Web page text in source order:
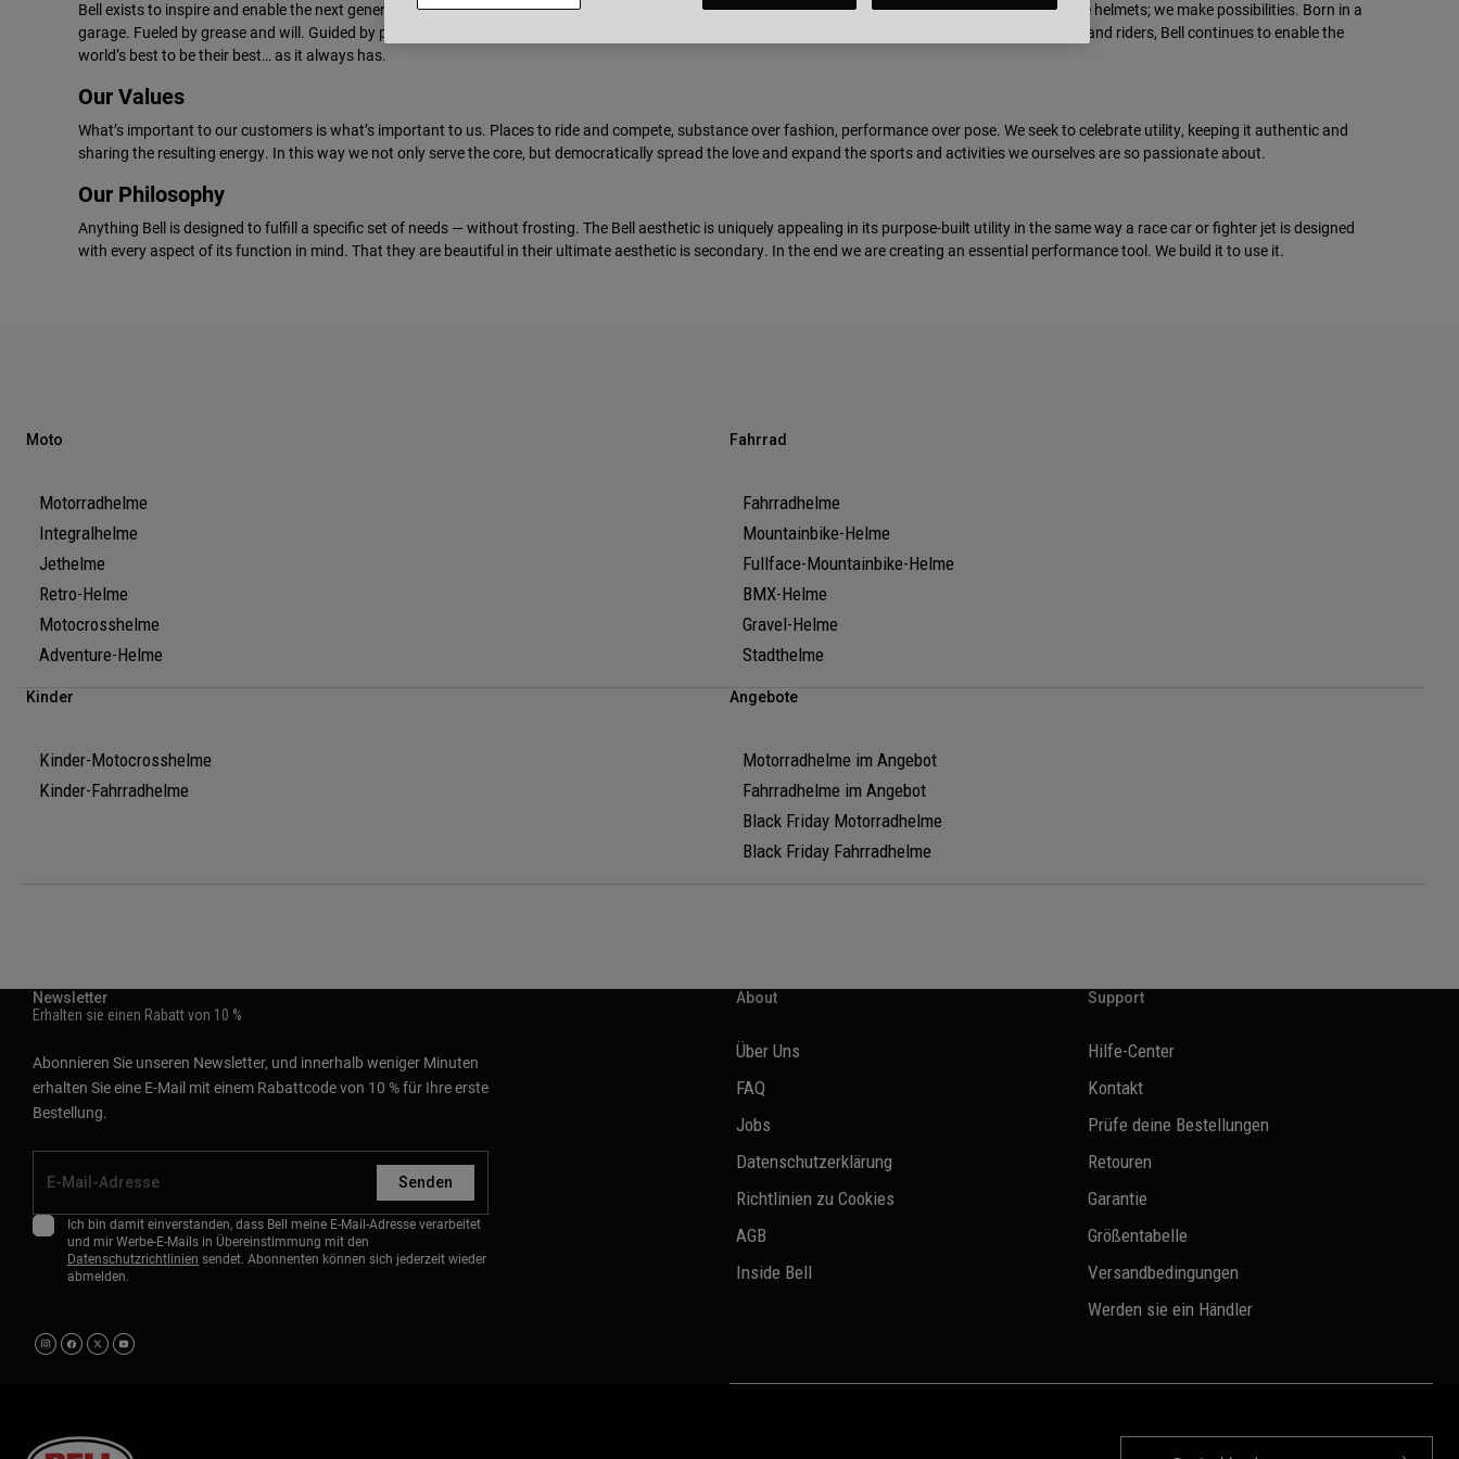
Bell exists to inspire and enable the next generation of boundary breakers. It is built from auto racing, motorcycle and bicycle culture. We don’t just make helmets; we make possibilities. Born in a
garage. Fueled by grease and will. Guided by pure intent to encourage the world to live, ride, drive and thrive. Hand-in-hand with the world’s best drivers and riders, Bell continues to enable the
world’s best to be their best… as it always has.
Our Values
What’s important to our customers is what’s important to us. Places to ride and compete, substance over fashion, performance over pose. We seek to celebrate utility, keeping it authentic and
sharing the resulting energy. In this way we not only serve the core, but democratically spread the love and expand the sports and activities we ourselves are so passionate about.
Our Philosophy
Anything Bell is designed to fulfill a specific set of needs — without frosting. The Bell aesthetic is uniquely appealing in its purpose-built utility in the same way a race car or fighter jet is designed
with every aspect of its function in mind. That they are beautiful in their ultimate aesthetic is secondary. In the end we are creating an essential performance tool. We build it to use it.
Moto
Motorradhelme
Integralhelme
Jethelme
Retro-Helme
Motocrosshelme
Adventure-Helme
Fahrrad
Fahrradhelme
Mountainbike-Helme
Fullface-Mountainbike-Helme
BMX-Helme
Gravel-Helme
Stadthelme
Kinder
Kinder-Motocrosshelme
Kinder-Fahrradhelme
Angebote
Motorradhelme im Angebot
Fahrradhelme im Angebot
Black Friday Motorradhelme
Black Friday Fahrradhelme
Newsletter
Erhalten sie einen Rabatt von 10 %
Abonnieren Sie unseren Newsletter, und innerhalb weniger Minuten
erhalten Sie eine E-Mail mit einem Rabattcode von 10 % für Ihre erste
Bestellung.
Senden
Ich bin damit einverstanden, dass Bell meine E-Mail-Adresse verarbeitet
und mir Werbe-E-Mails in Übereinstimmung mit den
Datenschutzrichtlinien sendet. Abonnenten können sich jederzeit wieder
abmelden.
About
Über Uns
FAQ
Jobs
Datenschutzerklärung
Richtlinien zu Cookies
AGB
Inside Bell
Support
Hilfe-Center
Kontakt
Prüfe deine Bestellungen
Retouren
Garantie
Größentabelle
Versandbedingungen
Werden sie ein Händler